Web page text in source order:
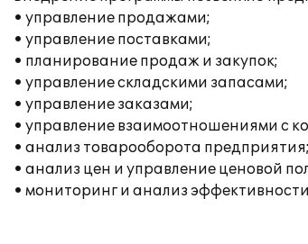
• управление продажами;
• управление поставками;
• планирование продаж и закупок;
• управление складскими запасами;
• управление заказами;
• управление взаимоотношениями с
• анализ товарооборота предприятия;
• анализ цен и управление ценовой
• мониторинг и анализ